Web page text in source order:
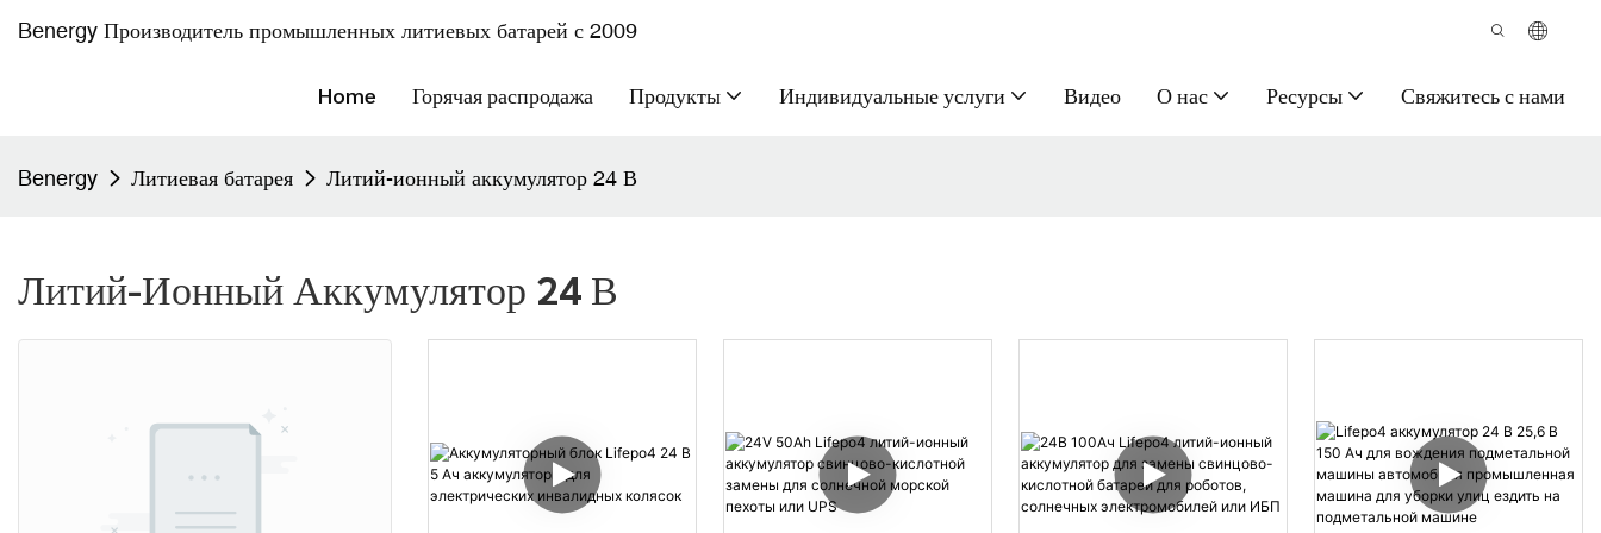
Benergy Производитель промышленных литиевых батарей с 2009
Home Горячая распродажа Продукты Индивидуальные услуги Видео О нас Ресурсы Свяжитесь с нами
Benergy Литиевая батарея Литий-ионный аккумулятор 24 В
Литий-Ионный Аккумулятор 24 В